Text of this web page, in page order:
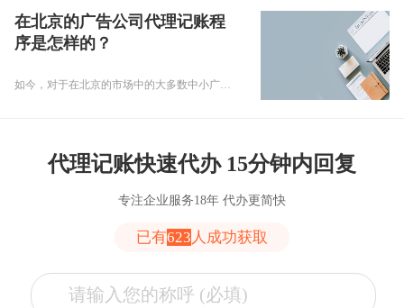
在北京的广告公司代理记账程
序是怎样的？
如今，对于在北京的市场中的大多数中小广告公司来说，它们进行日常账务工作处理一般不会招聘专职会计人员，而是选择将记账报税工作交给代理记账公司来处理。那么，在北京广告公司代理记账程序是怎样的呢？接下来，小编将带广大企业经营者对此进行具体了解！
代理记账快速代办 15分钟内回复
专注企业服务18年 代办更简快
已有623 人成功获取